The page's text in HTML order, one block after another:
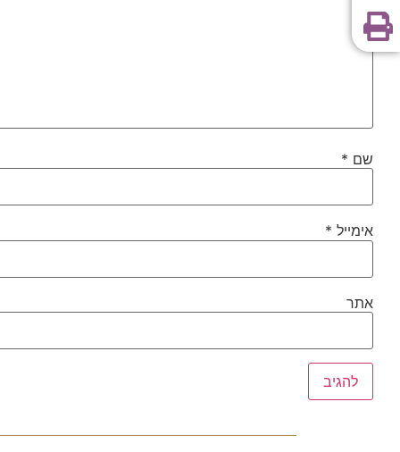
שם *
אימייל *
אתר